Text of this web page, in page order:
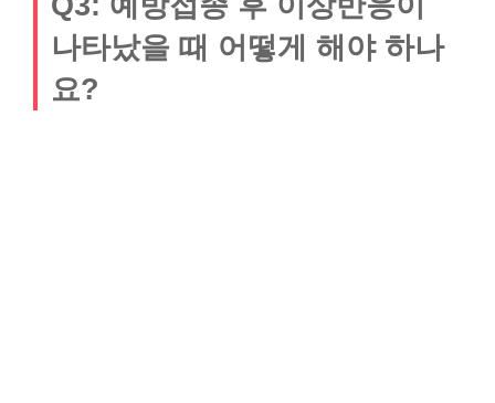
나타났을 때 어떻게 해야 하나
요?